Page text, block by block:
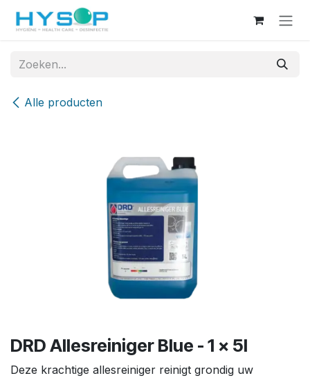
Overslaan naar inhoud
Alle producten
DRD Allesreiniger Blue - 1 x 5l
Deze krachtige allesreiniger reinigt grondig uw